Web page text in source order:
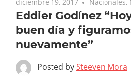
diciembre 19, 2017 Nacionales,
Eddier Godínez
buen día y
nuevamente”
Posted bySteeven Mora